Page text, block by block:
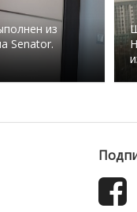
из
Senator.